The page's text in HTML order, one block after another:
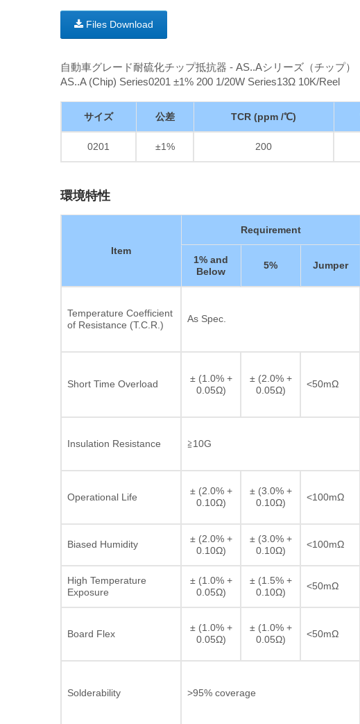
Files Download
自動車グレード耐硫化チップ抵抗器 - AS..Aシリーズ（チップ）
AS..A (Chip) Series0201 ±1% 200 1/20W Series13Ω 10K/Reel
サイズ 公差 TCR (ppm /℃)
0201 ±1% 200
環境特性
Item
Requirement
1% and
Below
5% Jumper
Temperature Coefficient
of Resistance (T.C.R.)
As Spec.
Short Time Overload
± (1.0% +
0.05Ω)
± (2.0% +
0.05Ω)
<50mΩ
Insulation Resistance ≧10G
Operational Life
± (2.0% +
0.10Ω)
± (3.0% +
0.10Ω)
<100mΩ
Biased Humidity
± (2.0% +
0.10Ω)
± (3.0% +
0.10Ω)
<100mΩ
High Temperature
Exposure
± (1.0% +
0.05Ω)
± (1.5% +
0.10Ω)
<50mΩ
Board Flex
± (1.0% +
0.05Ω)
± (1.0% +
0.05Ω)
<50mΩ
Solderability >95% coverage